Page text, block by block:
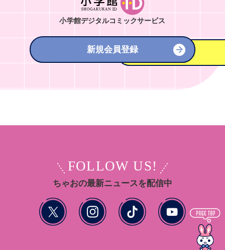
小学館デジタルコミックサービス
新規会員登録
FOLLOW US!
ちゃおの最新ニュースを配信中